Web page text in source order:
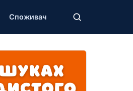
Споживач